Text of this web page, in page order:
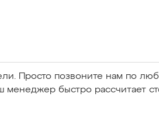
Просто позвоните нам по
менеджер быстро рассчитает